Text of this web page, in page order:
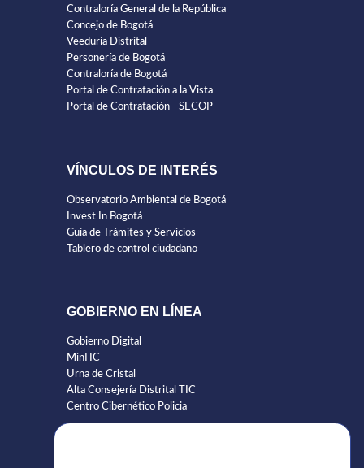
Contraloría General de la República
Concejo de Bogotá
Veeduría Distrital
Personería de Bogotá
Contraloría de Bogotá
Portal de Contratación a la Vista
Portal de Contratación - SECOP
VÍNCULOS DE INTERÉS
Observatorio Ambiental de Bogotá
Invest In Bogotá
Guía de Trámites y Servicios
Tablero de control ciudadano
GOBIERNO EN LÍNEA
Gobierno Digital
MinTIC
Urna de Cristal
Alta Consejería Distrital TIC
Centro Cibernético Policia